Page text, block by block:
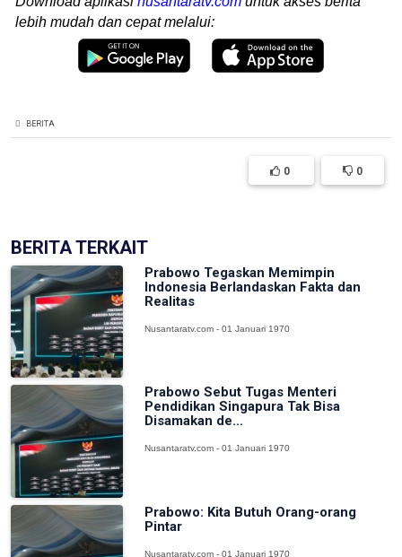
lebih mudah dan cepat melalui:
BERITA
0 0
BERITA TERKAIT
Prabowo Tegaskan Memimpin
Indonesia Berlandaskan Fakta dan
Realitas
Nusantaratv.com - 01 Januari 1970
Prabowo Sebut Tugas Menteri
Pendidikan Singapura Tak Bisa
Disamakan de...
Nusantaratv.com - 01 Januari 1970
Prabowo: Kita Butuh Orang-orang
Pintar
Nusantaratv.com - 01 Januari 1970